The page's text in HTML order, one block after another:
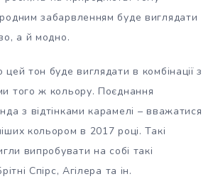
забарвленням буде виглядати
а й модно.
тон буде виглядати в комбінації з
того ж кольору. Поєднання
з відтінками карамелі – вважатися
кольором в 2017 році. Такі
випробувати на собі такі
Спірс, Агілера та ін.